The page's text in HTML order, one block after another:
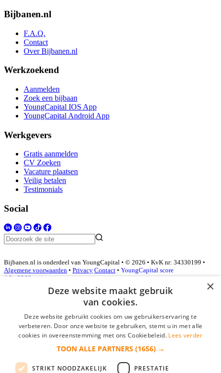
Bijbanen.nl
F.A.Q.
Contact
Over Bijbanen.nl
Werkzoekend
Aanmelden
Zoek een bijbaan
YoungCapital IOS App
YoungCapital Android App
Werkgevers
Gratis aanmelden
CV Zoeken
Vacature plaatsen
Veilig betalen
Testimonials
Social
Bijbanen.nl is onderdeel van YoungCapital • © 2026 • KvK nr: 34330199 •
Algemene voorwaarden • Privacy Contact • YoungCapital score
4.3 - 3366 reviews
Inloggen als bedrijf
*
×
Deze website maakt gebruik
van cookies.
Deze website gebruikt cookies om uw gebruikerservaring te
verbeteren. Door onze website te gebruiken, stemt u in met alle
cookies in overeenstemming met ons Cookiebeleid. Lees verder
TOON ALLE PARTNERS (1656) →
STRIKT NOODZAKELIJK PRESTATIE